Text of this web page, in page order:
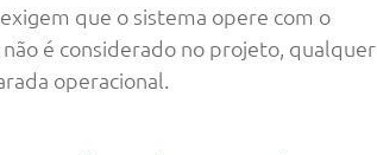
que o sistema opere com o
é considerado no projeto, qualquer
operacional.